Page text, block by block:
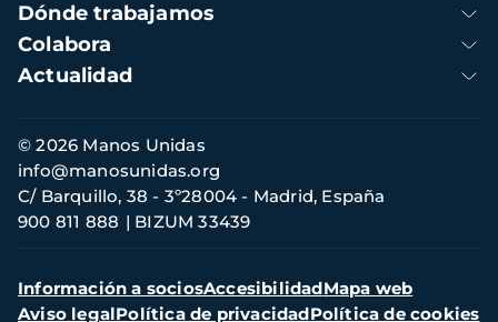
Dónde trabajamos
Colabora
Actualidad
Información
de
contacto
© 2026 Manos Unidas
C/ Barquillo, 38 - 3º28004 - Madrid, España
900 811 888
BIZUM 33439
info@manosunidas.org
Menú
secundario
Información a sociosAccesibilidadMapa web
Aviso legalPolítica de privacidadPolítica de cookies